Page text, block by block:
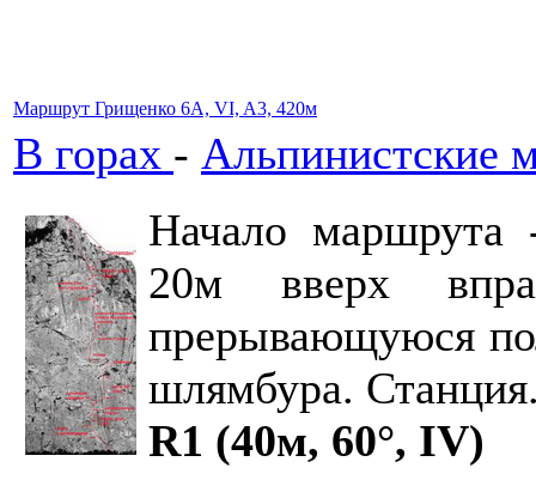
Маршрут Грищенко 6А, VI, A3, 420м
В горах - Альпинистские
Начало маршрута
20м вверх
прерывающуюся
шлямбура.
R1 (40м, 60°, IV)